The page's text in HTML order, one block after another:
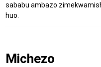
sababu ambazo
huo.
Michezo